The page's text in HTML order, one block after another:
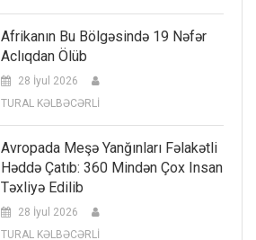
Afrikanın Bu Bölgəsində 19 Nəfər
Aclıqdan Ölüb
28 İyul 2026
TURAL KƏLBƏCƏRLİ
Avropada Meşə Yanğınları Fəlakətli
Həddə Çatıb: 360 Mindən Çox Insan
Təxliyə Edilib
28 İyul 2026
TURAL KƏLBƏCƏRLİ